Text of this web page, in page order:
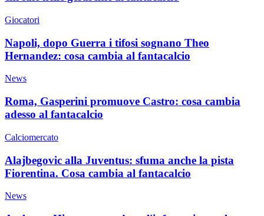
Giocatori
Napoli, dopo Guerra i tifosi sognano Theo
Hernandez: cosa cambia al fantacalcio
News
Roma, Gasperini promuove Castro: cosa cambia
adesso al fantacalcio
Calciomercato
Alajbegovic alla Juventus: sfuma anche la pista
Fiorentina. Cosa cambia al fantacalcio
News